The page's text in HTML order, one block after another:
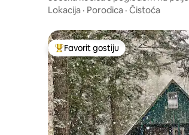
Lokacija · Porodica · Čistoća
Glavni favorit gostiju
Favorit gostiju